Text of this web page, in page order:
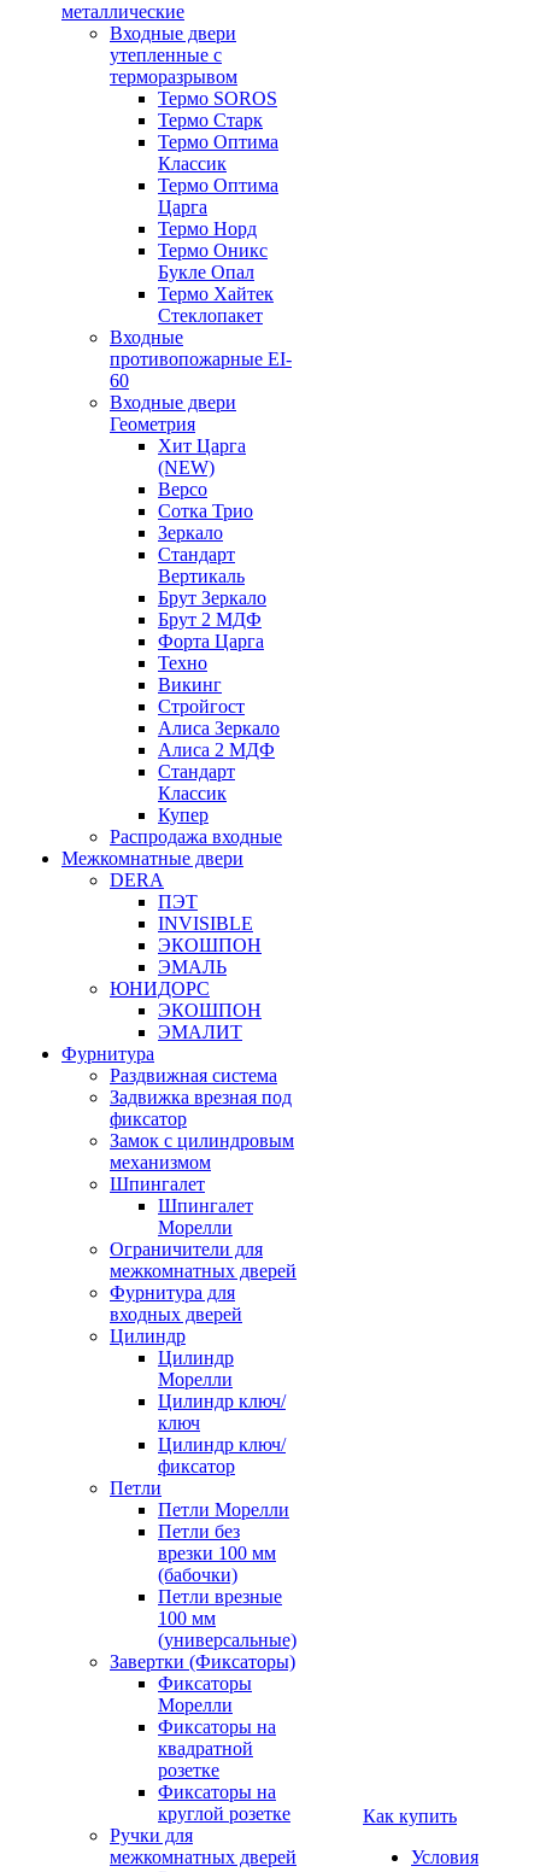
металлические
Входные двери
утепленные с
терморазрывом
Термо SOROS
Термо Старк
Термо Оптима
Классик
Термо Оптима
Царга
Термо Норд
Термо Оникс
Букле Опал
Термо Хайтек
Стеклопакет
Входные
противопожарные EI-
60
Входные двери
Геометрия
Хит Царга
(NEW)
Версо
Сотка Трио
Зеркало
Стандарт
Вертикаль
Брут Зеркало
Брут 2 МДФ
Форта Царга
Техно
Викинг
Стройгост
Алиса Зеркало
Алиса 2 МДФ
Стандарт
Классик
Купер
Распродажа входные
Межкомнатные двери
DERA
ПЭТ
INVISIBLE
ЭКОШПОН
ЭМАЛЬ
ЮНИДОРС
ЭКОШПОН
ЭМАЛИТ
Фурнитура
Раздвижная система
Задвижка врезная под
фиксатор
Замок с цилиндровым
механизмом
Шпингалет
Шпингалет
Морелли
Ограничители для
межкомнатных дверей
Фурнитура для
входных дверей
Цилиндр
Цилиндр
Морелли
Цилиндр ключ/
ключ
Цилиндр ключ/
фиксатор
Петли
Петли Морелли
Петли без
врезки 100 мм
(бабочки)
Петли врезные
100 мм
(универсальные)
Завертки (Фиксаторы)
Фиксаторы
Морелли
Фиксаторы на
квадратной
розетке
Фиксаторы на
круглой розетке
Ручки для
межкомнатных дверей
Как купить
Условия